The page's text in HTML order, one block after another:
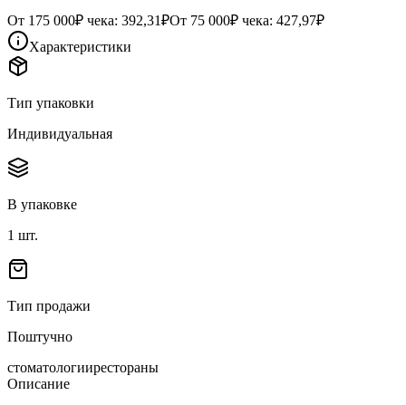
От 175 000₽ чека: 392,31₽От 75 000₽ чека: 427,97₽
Характеристики
Тип упаковки
Индивидуальная
В упаковке
1 шт.
Тип продажи
Поштучно
стоматологиирестораны
Описание